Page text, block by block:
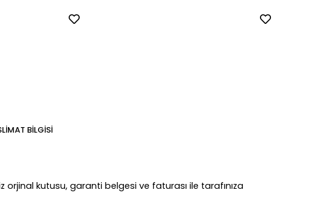
BILGISI
orjinal kutusu, garanti belgesi ve faturası ile tarafınıza